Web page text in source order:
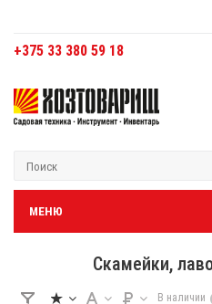
+375 33 380 59 18
МЕНЮ
Скамейки,
В наличии